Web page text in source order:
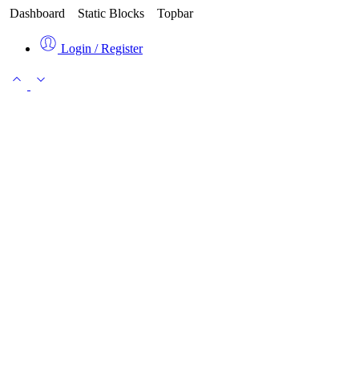
Dashboard Static Blocks Topbar
Login / Register